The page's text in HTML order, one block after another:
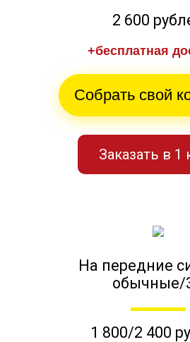
2 600
+бесплатная
Собрать свой
Заказать в 1
На передние
обычные/
1 800/2 400